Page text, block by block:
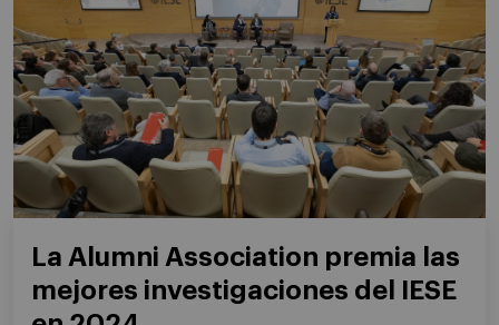
La Alumni Association premia las
mejores investigaciones del IESE